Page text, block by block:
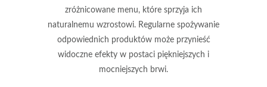
zróżnicowane menu, które sprzyja ich
naturalnemu wzrostowi. Regularne spożywanie
odpowiednich produktów może przynieść
widoczne efekty w postaci piękniejszych i
mocniejszych brwi.